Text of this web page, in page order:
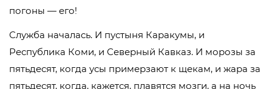
погоны — его!
Служба началась. И пустыня Каракумы, и
Республика Коми, и Северный Кавказ. И морозы за
пятьдесят, когда усы примерзают к щекам, и жара за
пятьдесят, когда, кажется, плавятся мозги, а на ночь